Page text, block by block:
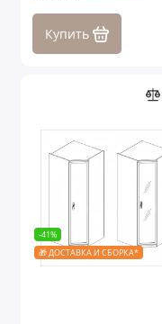
Купить
-41%
🎁 ДОСТАВКА И СБОРКА*